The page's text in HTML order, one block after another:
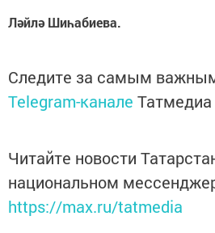
Ләйлә Шиһабиева.
Следите за самым
Telegram-канале Татмедиа
Читайте новости
национальном
https://max.ru/tatmedia